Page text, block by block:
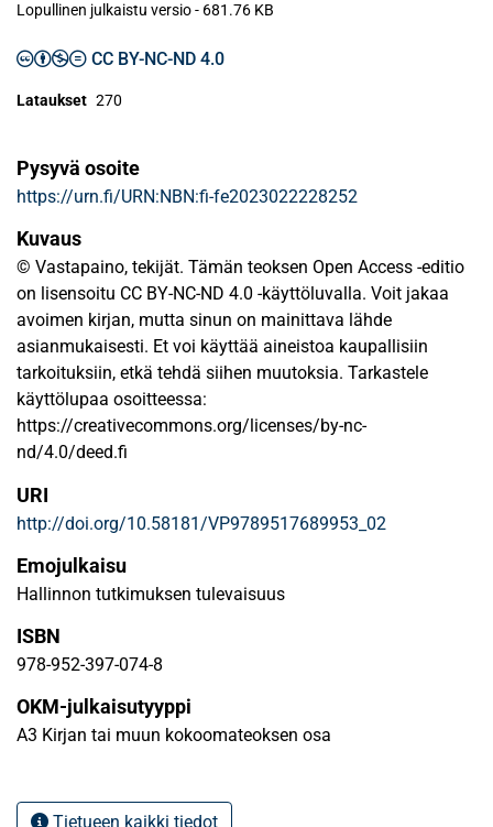
Lopullinen julkaistu versio- 681.76 KB
CC BY-NC-ND 4.0
Lataukset 270
Pysyvä osoite
https://urn.fi/URN:NBN:fi-fe2023022228252
Kuvaus
© Vastapaino, tekijät. Tämän teoksen Open Access -editio
on lisensoitu CC BY-NC-ND 4.0 -käyttöluvalla. Voit jakaa
avoimen kirjan, mutta sinun on mainittava lähde
asianmukaisesti. Et voi käyttää aineistoa kaupallisiin
tarkoituksiin, etkä tehdä siihen muutoksia. Tarkastele
käyttölupaa osoitteessa:
https://creativecommons.org/licenses/by-nc-
nd/4.0/deed.fi
URI
http://doi.org/10.58181/VP9789517689953_02
Emojulkaisu
Hallinnon tutkimuksen tulevaisuus
ISBN
978-952-397-074-8
OKM-julkaisutyyppi
A3 Kirjan tai muun kokoomateoksen osa
Tietueen kaikki tiedot